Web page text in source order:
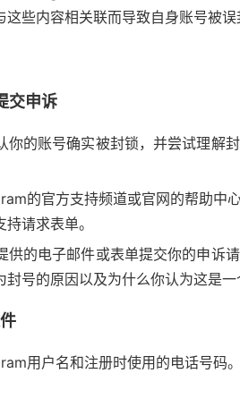
些内容相关联而导致自身账号被误
交申诉
你的账号确实被封锁，并尝试理解
的官方支持频道或官网的帮助中
请求表单。
供的电子邮件或表单提交你的申诉
号的原因以及为什么你认为这是一
用户名和注册时使用的电话号码